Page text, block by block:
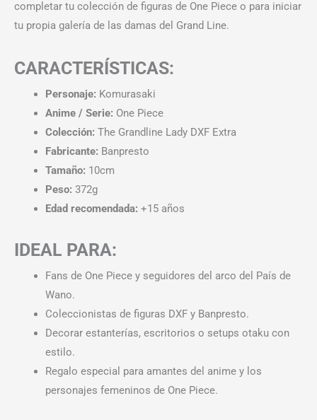
completar tu colección de figuras de One Piece o para iniciar
tu propia galería de las damas del Grand Line.
CARACTERÍSTICAS:
Personaje: Komurasaki
Anime / Serie: One Piece
Colección: The Grandline Lady DXF Extra
Fabricante: Banpresto
Tamaño: 10cm
Peso: 372g
Edad recomendada: +15 años
IDEAL PARA:
Fans de One Piece y seguidores del arco del País de
Wano.
Coleccionistas de figuras DXF y Banpresto.
Decorar estanterías, escritorios o setups otaku con
estilo.
Regalo especial para amantes del anime y los
personajes femeninos de One Piece.